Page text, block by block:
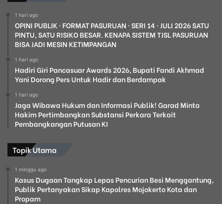
1 hari ago
OPINI PUBLIK · FORMAT PASURUAN · SERI 14 · JULI 2026 SATU
PINTU, SATU RISIKO BESAR. KENAPA SISTEM TJSL PASURUAN
BISA JADI MESIN KETIMPANGAN
1 hari ago
Hadiri Giri Pancasuar Awards 2026, Bupati Fandi Akhmad
Yani Dorong Pers Untuk Hadir dan Berdampak
1 hari ago
Jaga Wibawa Hukum dan Informasi Publik! Garad Minta
Hakim Pertimbangkan Substansi Perkara Terkait
Pembangkangan Putusan KI
Topik Utama
1 minggu ago
Kasus Dugaan Tangkap Lepas Pencurian Besi Menggantung,
Publik Pertanyakan Sikap Kapolres Mojokerto Kota dan
Propam